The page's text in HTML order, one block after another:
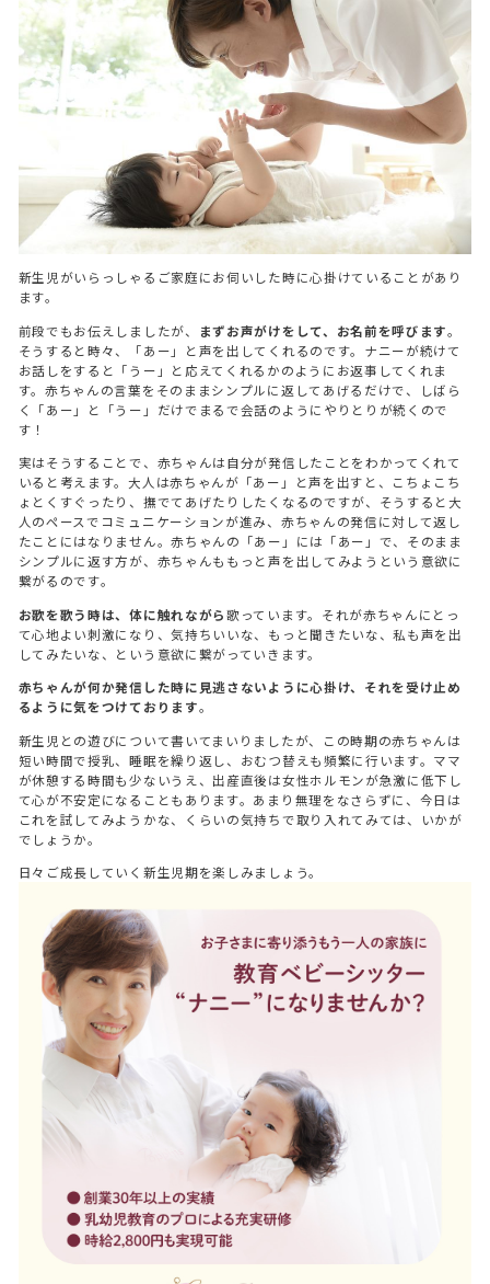
お役立ちコラム
COLUMN
インタビュー
INTERVIEW
会社情報
COMPANY
新生児がいらっしゃるご家庭にお伺いした時に心掛けていることがあり
ます。
前段でもお伝えしましたが、
まずお声がけをして、お名前を呼びます。
そうすると時々、「あー」と声を出してくれるのです。ナニーが続けて
お話しをすると「うー」と応えてくれるかのようにお返事してくれま
す。赤ちゃんの言葉をそのままシンプルに返してあげるだけで、しばら
く「あー」と「うー」だけでまるで会話のようにやりとりが続くので
す！
実はそうすることで、赤ちゃんは自分が発信したことをわかってくれて
いると考えます。大人は赤ちゃんが「あー」と声を出すと、こちょこち
ょとくすぐったり、撫でてあげたりしたくなるのですが、そうすると大
人のペースでコミュニケーションが進み、赤ちゃんの発信に対して返し
たことにはなりません。赤ちゃんの「あー」には「あー」で、そのまま
シンプルに返す方が、赤ちゃんももっと声を出してみようという意欲に
繋がるのです。
お歌を歌う時は、体に触れながら歌っています。それが赤ちゃんにとっ
て心地よい刺激になり、気持ちいいな、もっと聞きたいな、私も声を出
してみたいな、という意欲に繋がっていきます。
赤ちゃんが何か発信した時に見逃さないように心掛け、それを受け止め
るように気をつけております。
新生児との遊びについて書いてまいりましたが、この時期の赤ちゃんは
短い時間で授乳、睡眠を繰り返し、おむつ替えも頻繁に行います。ママ
が休憩する時間も少ないうえ、出産直後は女性ホルモンが急激に低下し
て心が不安定になることもあります。あまり無理をなさらずに、今日は
これを試してみようかな、くらいの気持ちで取り入れてみては、いかが
でしょうか。
日々ご成長していく新生児期を楽しみましょう。